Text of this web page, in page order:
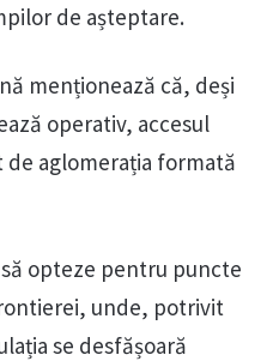
de așteptare.
menționează că, deși
operativ, accesul
aglomerația formată
opteze pentru puncte
unde, potrivit
se desfășoară